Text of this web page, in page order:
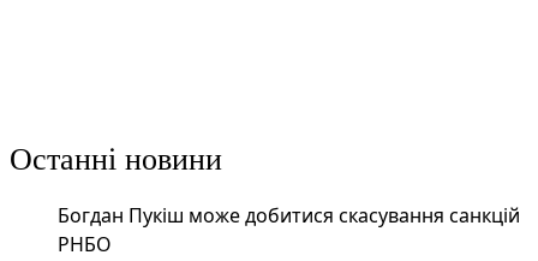
Останні новини
Богдан Пукіш може добитися скасування санкцій
РНБО